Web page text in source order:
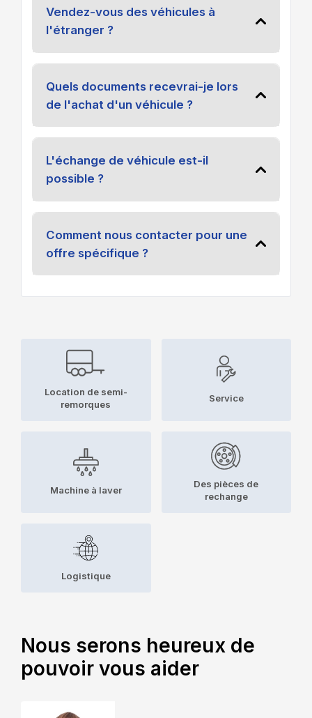
Vendez-vous des véhicules à
l'étranger ?
Quels documents recevrai-je lors
de l'achat d'un véhicule ?
L'échange de véhicule est-il
possible ?
Comment nous contacter pour une
offre spécifique ?
Location de semi-
remorques
Service
Machine à laver
Des pièces de
rechange
Logistique
Nous serons heureux de
pouvoir vous aider